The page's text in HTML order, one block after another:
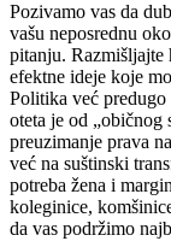
Pozivamo vas da
vašu neposrednu
pitanju. Razmišljajte
efektne ideje koje
Politika već
oteta je od „običnog
preuzimanje prava
već na suštinski
potreba žena i
koleginice,
da vas podržimo